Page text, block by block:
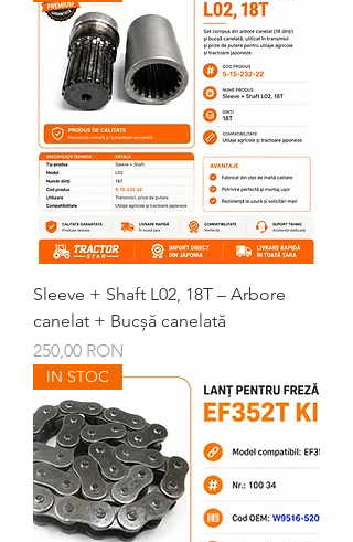
Sleeve + Shaft L02, 18T – Arbore
canelat + Bucșă canelată
Preț
250,00 RON
IN STOC